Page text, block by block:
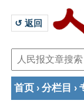
↺ 返回
首页 › 分栏目 ›